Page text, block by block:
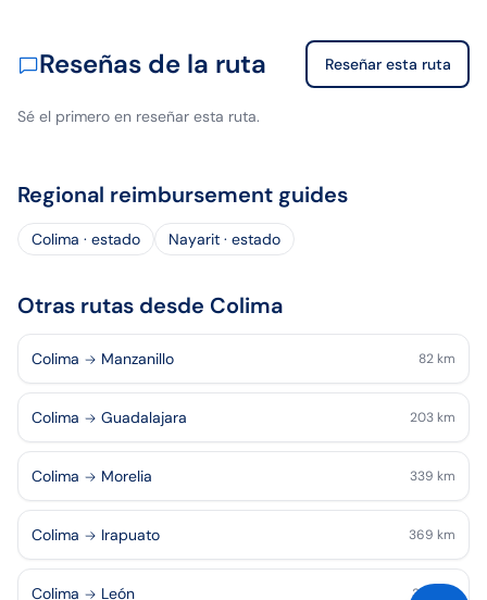
Reseñas de la ruta Reseñar esta ruta
Sé el primero en reseñar esta ruta.
Regional reimbursement guides
Colima · estado Nayarit · estado
Otras rutas desde Colima
Colima Manzanillo 82 km
Colima Guadalajara 203 km
Colima Morelia 339 km
Colima Irapuato 369 km
Colima León 375